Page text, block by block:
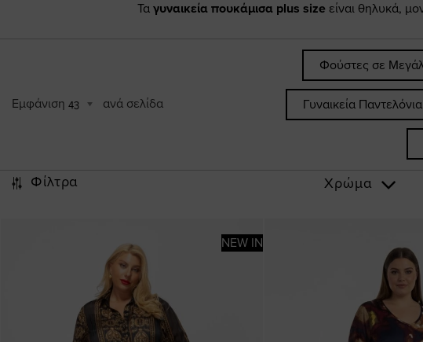
Τα γυναικεία πουκάμισα plus size είναι θηλυκά,
Εμφάνιση 43 ανά σελίδα
Φούστες σε
Γυναικεία
Φίλτρα Χρώμα
NEW IN